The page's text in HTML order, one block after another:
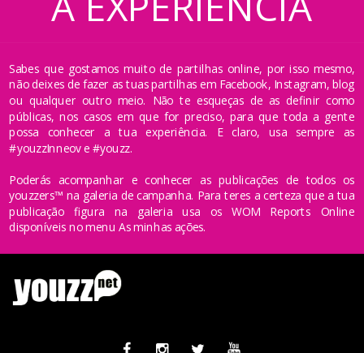
Sabes que gostamos muito de partilhas online, por isso mesmo,
não deixes de fazer as tuas partilhas em Facebook, Instagram, blog
ou qualquer outro meio. Não te esqueças de as definir como
públicas, nos casos em que for preciso, para que toda a gente
possa conhecer a tua experiência. E claro, usa sempre as
#youzzInneov e #youzz.
Poderás acompanhar e conhecer as publicações de todos os
youzzers™ na galeria de campanha. Para teres a certeza que a tua
publicação figura na galeria usa os WOM Reports Online
disponíveis no menu As minhas ações.